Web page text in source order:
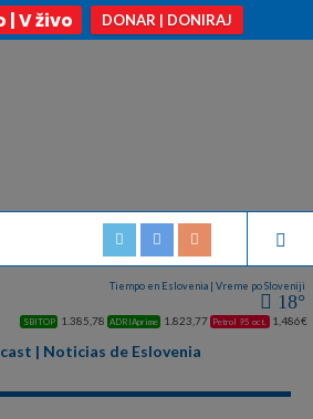
| V živo DONAR | DONIRAJ
Tiempo en Eslovenia | Vreme po Sloveniji
18°
SBITOP 1.385,78 ADRIAprime 1.823,77 Petrol 95 oct. 1,486€
| Noticias de Eslovenia